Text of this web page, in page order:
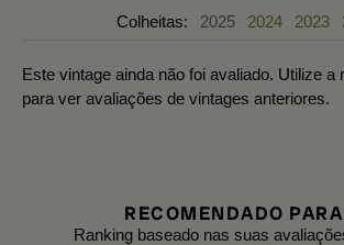
Colheitas: 2025 2024 2023
Este vintage ainda não foi avaliado. Utilize a
para ver avaliações de vintages anteriores.
RECOMENDADO
Ranking baseado nas suas